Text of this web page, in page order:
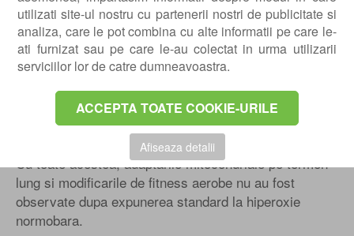
utilizati site-ul nostru cu partenerii nostri de publicitate si
analiza, care le pot combina cu alte informatii pe care le-
ati furnizat sau pe care le-au colectat in urma utilizarii
serviciilor lor de catre dumneavoastra.
ACCEPTA TOATE COOKIE-URILE
Afiseaza detalii
deterioreaza in timpul expunerilor hipoxice din cauza
aportului scazut de oxigen a muschilor.
Spre deosebire de hipoxie, muschii functioneaza mai
normobara poate imbunatati temporar rezistenta si
performanta la interval de sprint (in timp ce respira
Cu toate acestea, adaptarile mitocondriale pe termen
lung si modificarile de fitness aerobe nu au fost
observate dupa expunerea standard la hiperoxie
normobara.